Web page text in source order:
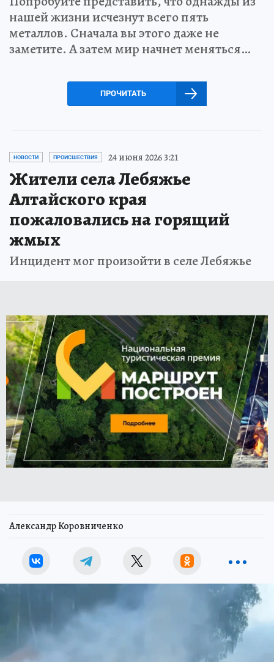
нашей жизни исчезнут всего пять
металлов. Сначала вы этого даже не
заметите. А затем мир начнет меняться…
ПРОЧИТАТЬ
НОВОСТИ ПРОИСШЕСТВИЯ 24 июня 2026 3:21
Жители села Лебяжье
Алтайского края
пожаловались на горящий
жмых
Инцидент мог произойти в селе Лебяжье
Александр Коровниченко